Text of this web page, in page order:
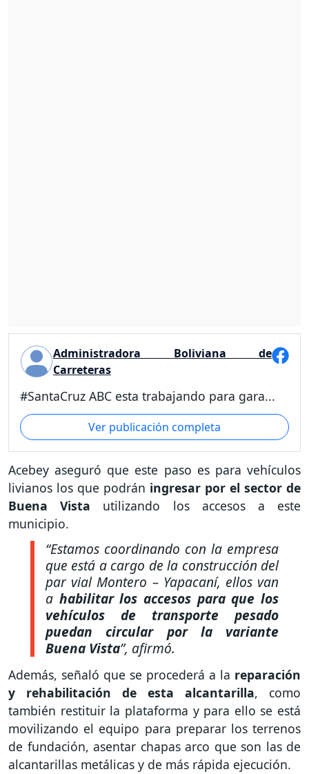
Administradora Boliviana de
Carreteras
#SantaCruz ABC esta trabajando para gara...
Ver publicación completa
Acebey aseguró que este paso es para vehículos
livianos los que podrán ingresar por el sector de
Buena Vista utilizando los accesos a este
municipio.
“Estamos coordinando con la empresa
que está a cargo de la construcción del
par vial Montero – Yapacaní, ellos van
a habilitar los accesos para que los
vehículos de transporte pesado
puedan circular por la variante
Buena Vista”, afirmó.
Además, señaló que se procederá a la reparación
y rehabilitación de esta alcantarilla, como
también restituir la plataforma y para ello se está
movilizando el equipo para preparar los terrenos
de fundación, asentar chapas arco que son las de
alcantarillas metálicas y de más rápida ejecución.